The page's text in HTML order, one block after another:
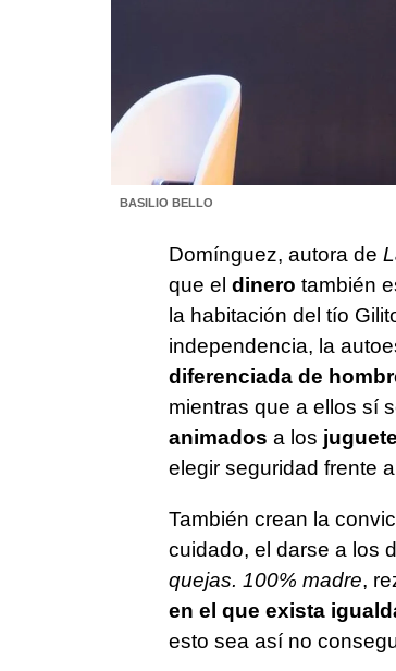
BASILIO BELLO
Domínguez, autora de
que el dinero también
la habitación del tío
independencia, la
diferenciada de
mientras que a ellos sí
animados a los
elegir seguridad frente
También crean la
cuidado, el darse a los
quejas. 100% madre,
en el que exista
esto sea así no